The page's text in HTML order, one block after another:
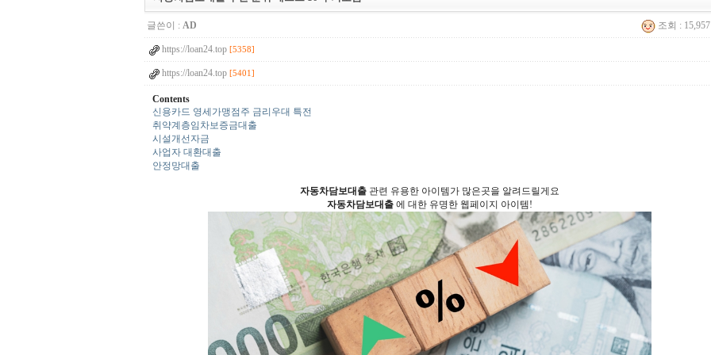
글쓴이 : AD 조회 :
https://loan24.top [5358]
https://loan24.top [5401]
Contents
신용카드 영세가맹점주 금리우대 특전
취약계층임차보증금대출
시설개선자금
사업자 대환대출
안정망대출
자동차담보대출 관련 유용한 아이템가 많은곳을 알려드릴게요
자동차담보대출 에 대한 유명한 웹페이지 아이템!